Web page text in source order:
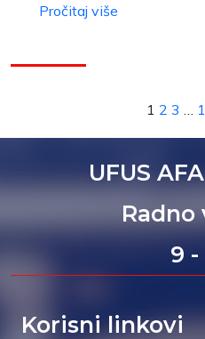
Pročitaj više
1 2 3
UFUS
Radno
9 -
Korisni linkovi